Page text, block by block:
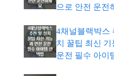
으로 안전 운전
4채널블랙박스
치 꿀팁 최신 기
운전 필수 아이